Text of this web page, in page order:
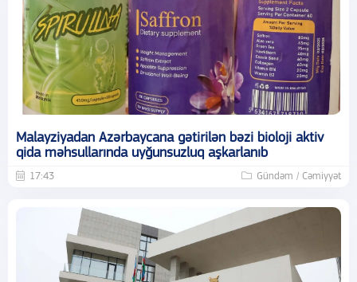
Malayziyadan Azərbaycana gətirilən bəzi bioloji aktiv
qida məhsullarında uyğunsuzluq aşkarlanıb
17:43 Gündəm / Cəmiyyət